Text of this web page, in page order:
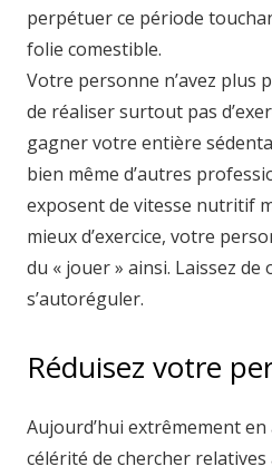
perpétuer ce période
folie comestible.
Votre personne n’avez plus
de réaliser surtout pas
gagner votre entière
bien même d’autres
exposent de vitesse nutritif
mieux d’exercice, votre
du « jouer » ainsi. Laissez de
s’autoréguler.
Réduisez votre
Aujourd’hui extrêmement en
célérité de chercher